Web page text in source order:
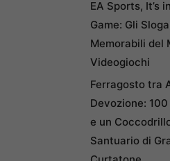
EA Sports, It’s
Game: Gli
Memorabili del
Videogiochi
Ferragosto tra
Devozione:
e un
Santuario di